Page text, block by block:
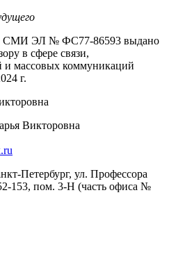
СМИ ЭЛ № ФС77-86593 выдано
в сфере связи,
массовых коммуникаций
г.
Викторовна
Петербург, ул. Профессора
153, пом. 3-Н (часть офиса №